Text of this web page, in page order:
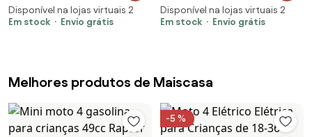
Bebés com Licença Mercedes
G350 com Compartimento de
Disponível na lojas virtuais 2
Em stock
Envio grátis
6V carro elétrico para crianças
velocidade de 2,5 km/h para
Disponível na lojas virtuais 2
Em stock
Envio grátis
Melhores produtos de Maiscasa
-5 %